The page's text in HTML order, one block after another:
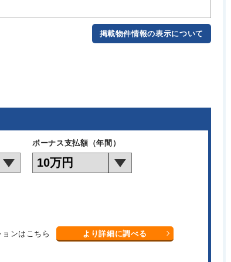
掲載物件情報の表示について
ボーナス支払額（年間）
ンはこちら より詳細に調べる